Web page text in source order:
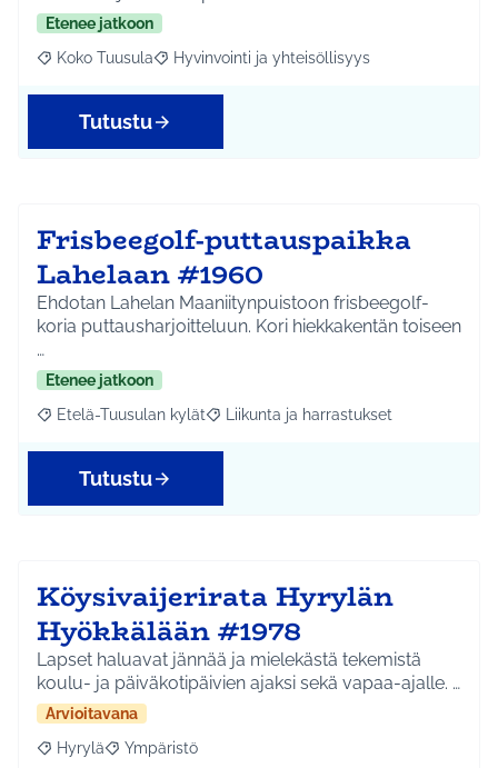
Etenee jatkoon
Rajaa tulokset aihepiirin mukaan: Koko Tuusula
Koko Tuusula Rajaa tulokset teeman mukaan: Hyvinvointi ja
Hyvinvointi ja yhteisöllisyys
Tutustu
Frisbeegolf-puttauspaikka
Lahelaan #1960
Ehdotan Lahelan Maaniitynpuistoon frisbeegolf-
koria puttausharjoitteluun. Kori hiekkakentän toiseen
…
Etenee jatkoon
Rajaa tulokset aihepiirin mukaan: Etelä-Tuusulan kylät
Etelä-Tuusulan kylät Rajaa tulokset teeman mukaan:
Liikunta ja harrastukset
Tutustu
Köysivaijerirata Hyrylän
Hyökkälään #1978
Lapset haluavat jännää ja mielekästä tekemistä
koulu- ja päiväkotipäivien ajaksi sekä vapaa-ajalle. …
Arvioitavana
Rajaa tulokset aihepiirin mukaan: Hyrylä
Hyrylä Rajaa tulokset teeman mukaan: Ympäristö
Ympäristö